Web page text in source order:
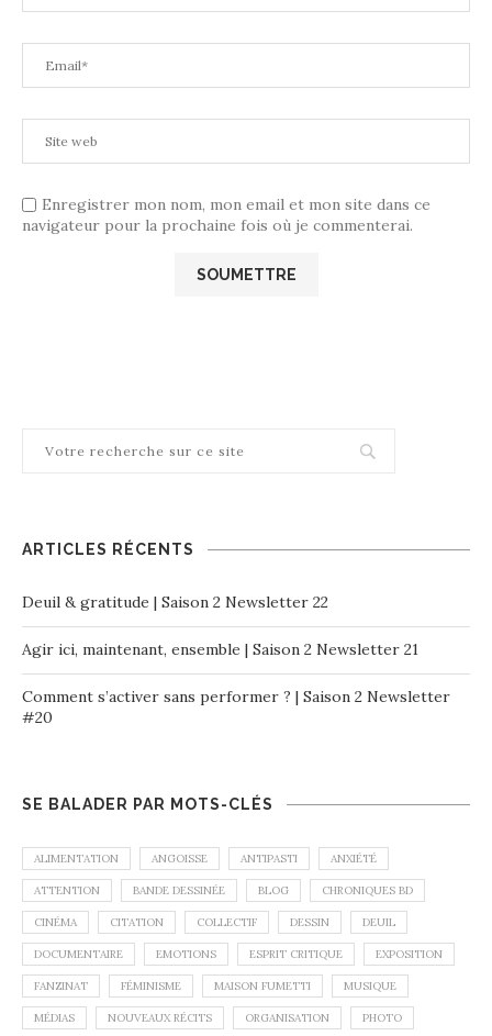
Enregistrer mon nom, mon email et mon site dans ce
Deuil & gratitude | Saison 2 Newsletter 22
Agir ici, maintenant, ensemble | Saison 2 Newsletter 21
Comment s’activer sans performer ? | Saison 2 Newsletter
ALIMENTATION ANGOISSE ANTIPASTI ANXIÉTÉ
ATTENTION BANDE DESSINÉE BLOG CHRONIQUES BD
CINÉMA CITATION COLLECTIF DESSIN DEUIL
DOCUMENTAIRE EMOTIONS ESPRIT CRITIQUE EXPOSITION
FANZINAT FÉMINISME MAISON FUMETTI MUSIQUE